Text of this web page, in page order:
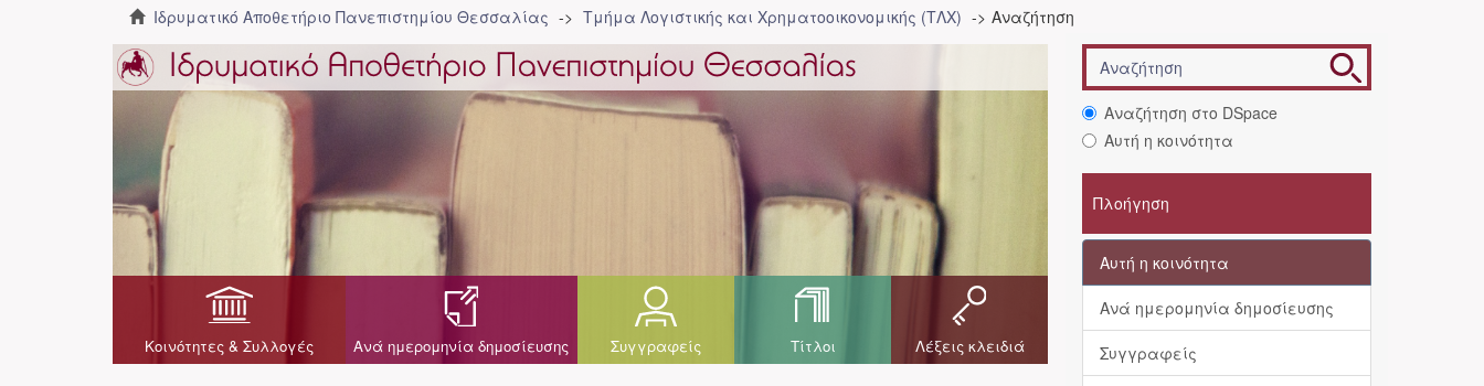
Ιδρυματικό Αποθετήριο Πανεπιστημίου Θεσσαλίας Τμήμα Λογιστικής και Χρηματοοικονομικής (ΤΛΧ) Αναζήτηση
Κοινότητες & Συλλογές Ανά ημερομηνία δημοσίευσης Συγγραφείς Τίτλοι Λέξεις κλειδιά
Αναζήτηση στο DSpace
Αυτή η κοινότητα
Πλοήγηση
Αυτή η κοινότητα
Ανά ημερομηνία δημοσίευσης
Συγγραφείς